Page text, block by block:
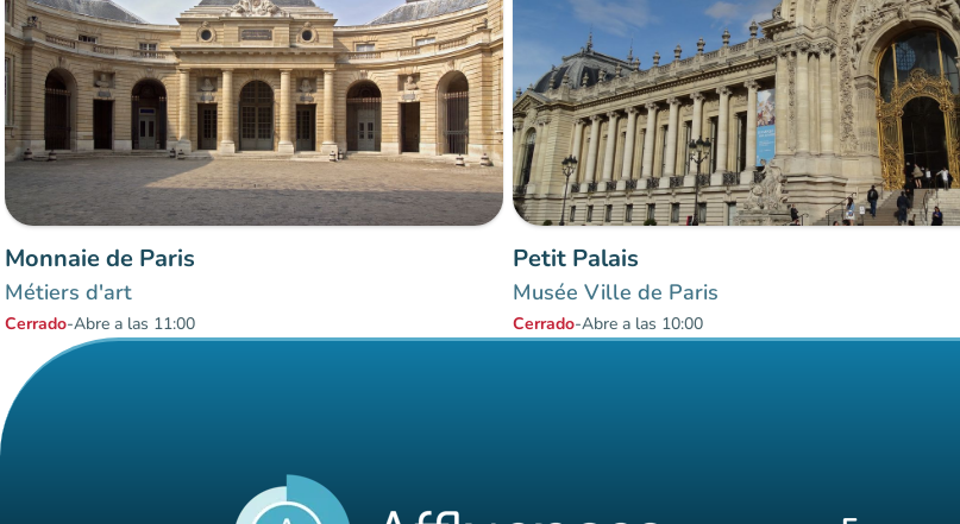
Monnaie de Paris
Métiers d'art
Cerrado-Abre a las 11:00
Petit Palais
Musée Ville de Paris
Cerrado-Abre a las 10:00
Elementos 1 a 2 sobre 2